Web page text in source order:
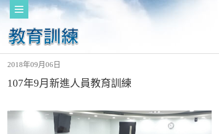
2018年09月06日
107年9月新進人員教育訓練